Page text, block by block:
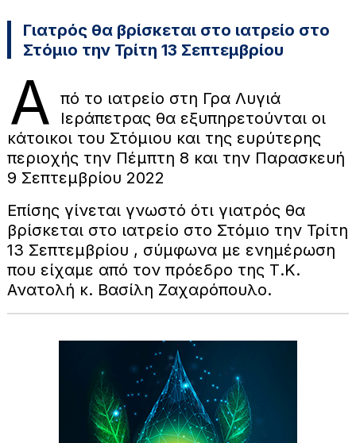
Γιατρός θα βρίσκεται στο ιατρείο στο
Στόμιο την Τρίτη 13 Σεπτεμβρίου
Α πό το ιατρείο στη Γρα Λυγιά
Ιεράπετρας θα εξυπηρετούνται οι
κάτοικοι του Στόμιου και της ευρύτερης
περιοχής την Πέμπτη 8 και την Παρασκευή
9 Σεπτεμβρίου 2022
Επίσης γίνεται γνωστό ότι γιατρός θα
βρίσκεται στο ιατρείο στο Στόμιο την Τρίτη
13 Σεπτεμβρίου , σύμφωνα με ενημέρωση
που είχαμε από τον πρόεδρο της Τ.Κ.
Ανατολή κ. Βασίλη Ζαχαρόπουλο.